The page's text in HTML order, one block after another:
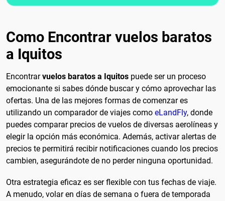
Como Encontrar vuelos baratos
a Iquitos
Encontrarvuelos baratos a Iquitos puede ser un proceso
emocionante si sabes dónde buscar y cómo aprovechar las
ofertas. Una de las mejores formas de comenzar es
utilizando un comparador de viajes como eLandFly, donde
puedes comparar precios de vuelos de diversas aerolíneas y
elegir la opción más económica. Además, activar alertas de
precios te permitirá recibir notificaciones cuando los precios
cambien, asegurándote de no perder ninguna oportunidad.
Otra estrategia eficaz es ser flexible con tus fechas de viaje.
A menudo, volar en días de semana o fuera de temporada